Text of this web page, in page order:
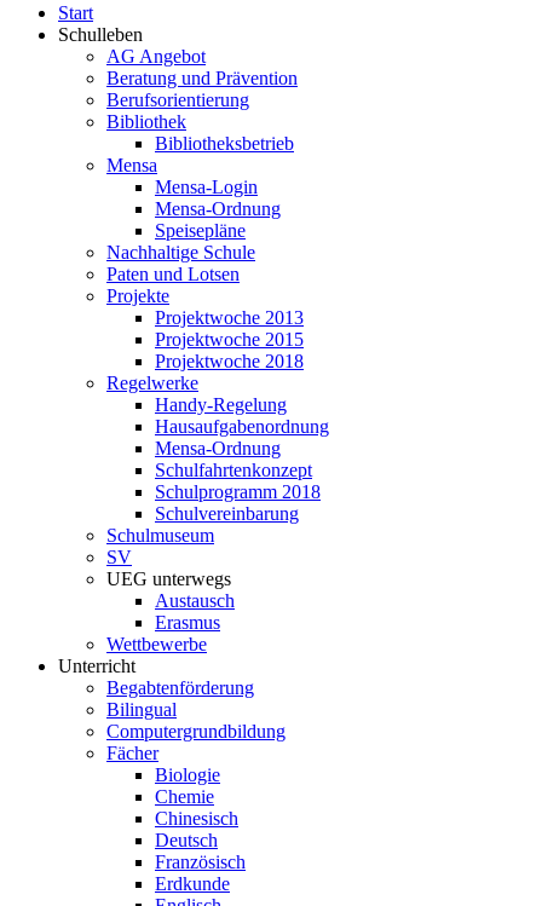
Start
Schulleben
AG Angebot
Beratung und Prävention
Berufsorientierung
Bibliothek
Bibliotheksbetrieb
Mensa
Mensa-Login
Mensa-Ordnung
Speisepläne
Nachhaltige Schule
Paten und Lotsen
Projekte
Projektwoche 2013
Projektwoche 2015
Projektwoche 2018
Regelwerke
Handy-Regelung
Hausaufgabenordnung
Mensa-Ordnung
Schulfahrtenkonzept
Schulprogramm 2018
Schulvereinbarung
Schulmuseum
SV
UEG unterwegs
Austausch
Erasmus
Wettbewerbe
Unterricht
Begabtenförderung
Bilingual
Computergrundbildung
Fächer
Biologie
Chemie
Chinesisch
Deutsch
Französisch
Erdkunde